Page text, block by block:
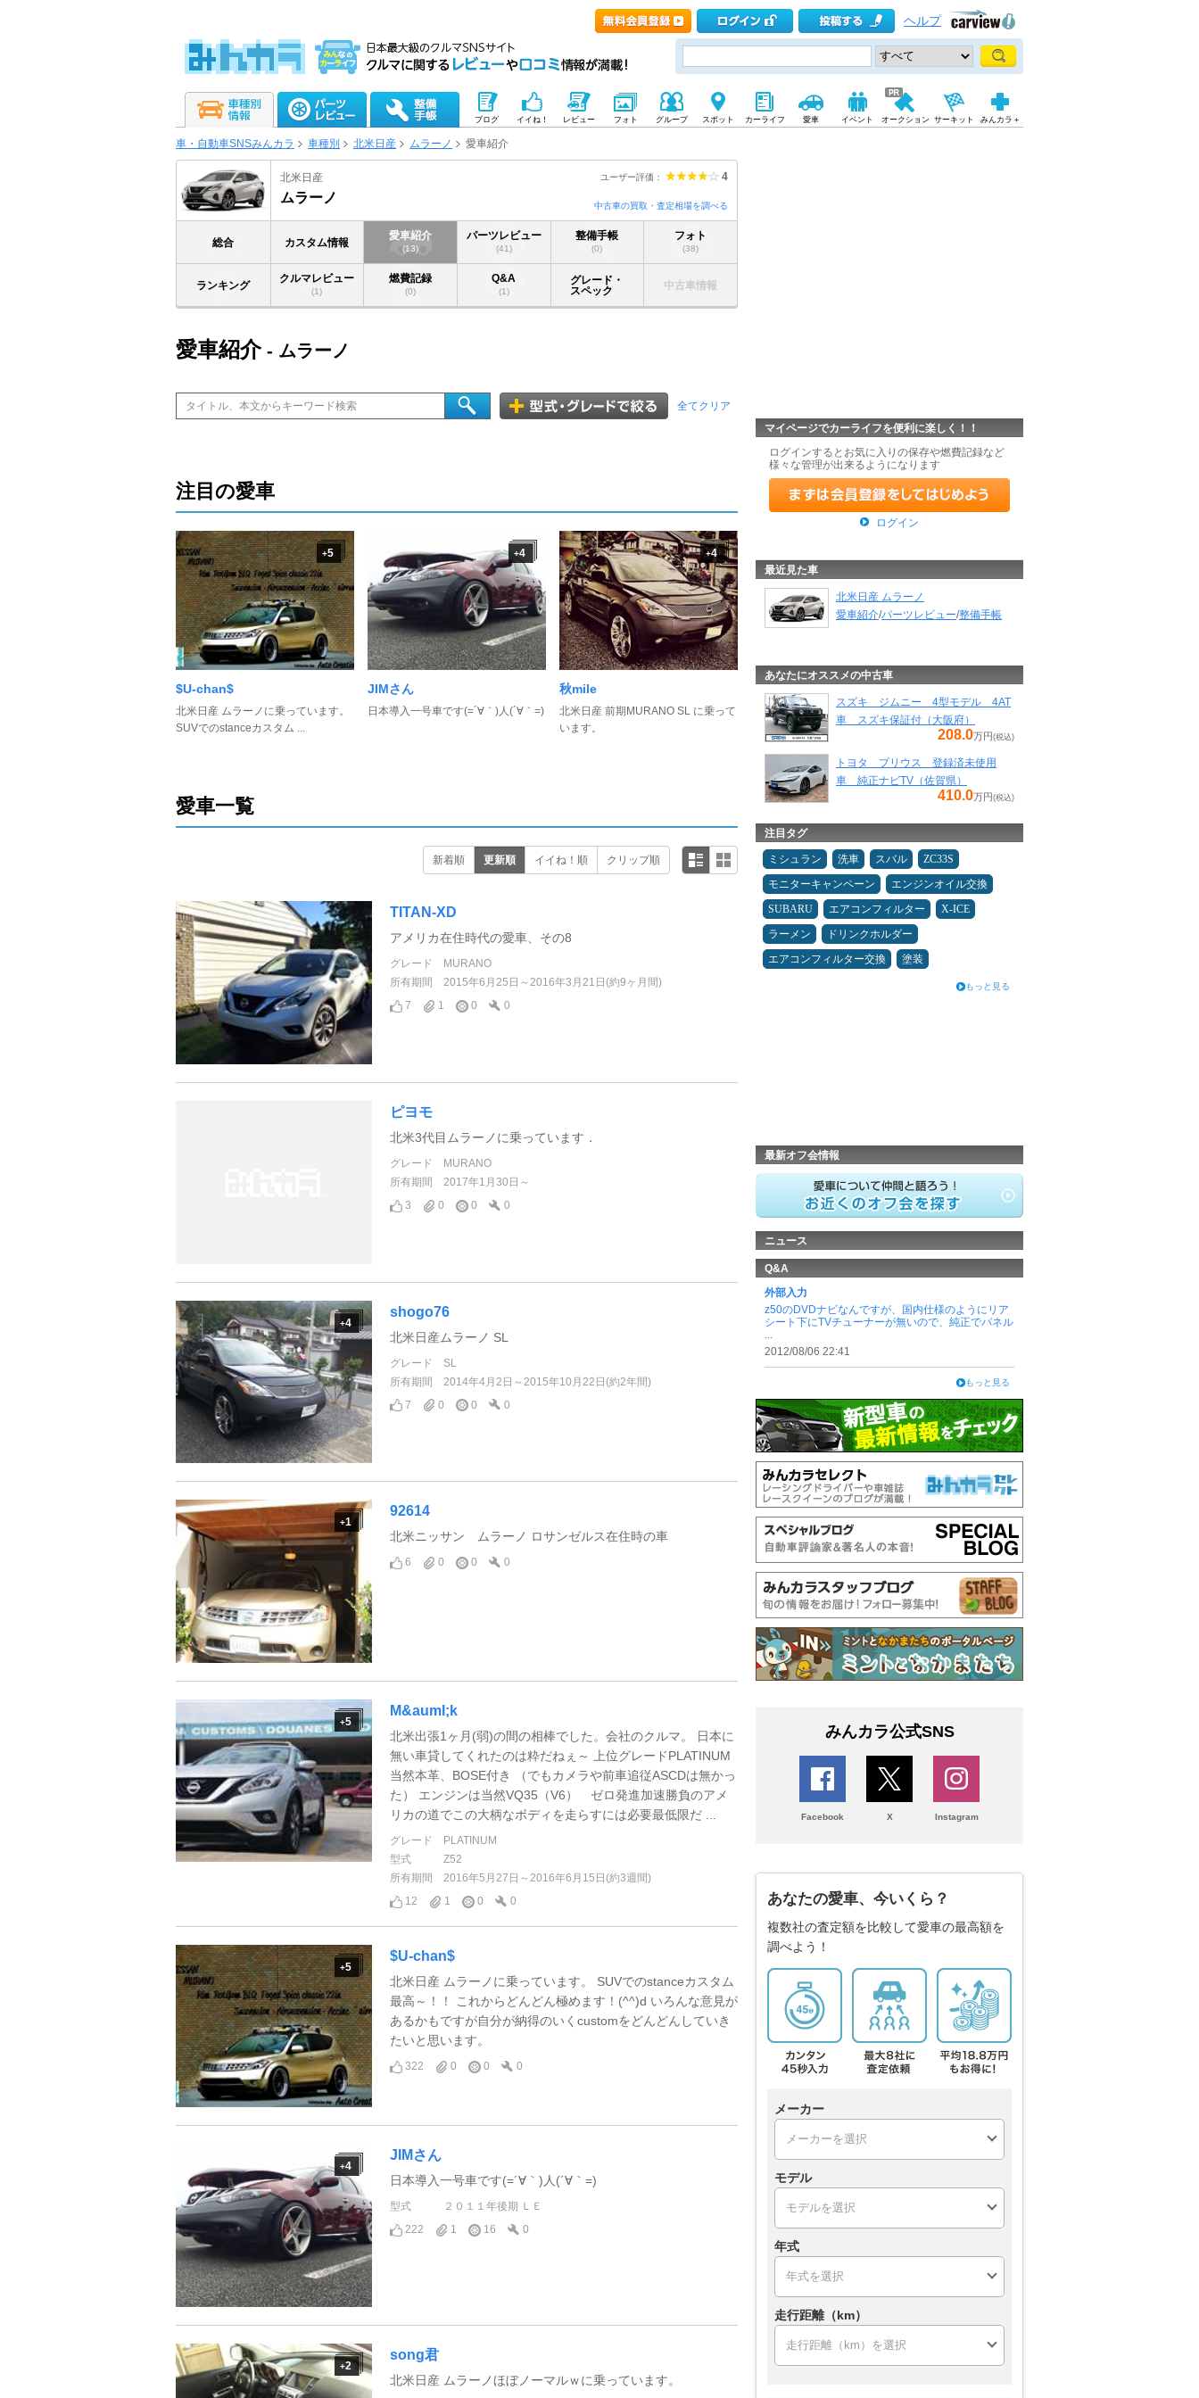
ヘルプ
ブログ イイね！ レビュー フォト グループ スポット カーライフ 愛車 イベント オークション サーキット みんカラ＋
車・自動車SNSみんカラ 車種別 北米日産 ムラーノ 愛車紹介
ユーザー評価： 4
北米日産
ムラーノ
中古車の買取・査定相場を調べる
総合 カスタム情報
愛車紹介
(13)
パーツレビュー
(41)
整備手帳
(0)
フォト
(38)
ランキング
クルマレビュー
(1)
燃費記録
(0)
Q&A
(1)
グレード・
スペック
中古車情報
愛車紹介- ムラーノ
全てクリア
注目の愛車
+5
$U-chan$
北米日産 ムラーノに乗っています。
SUVでのstanceカスタム ...
+4
JIMさん
日本導入一号車です(=´∀｀)人(´∀｀=)
+4
秋mile
北米日産 前期MURANO SL に乗って
います。
愛車一覧
新着順 更新順 イイね！順 クリップ順
TITAN-XD
アメリカ在住時代の愛車、その8
グレード
MURANO
所有期間
2015年6月25日～2016年3月21日(約9ヶ月間)
7
1 0 0
ピヨモ
北米3代目ムラーノに乗っています．
グレード
MURANO
所有期間
2017年1月30日～
3
0 0 0
+4
shogo76
北米日産ムラーノ SL
グレード
SL
所有期間
2014年4月2日～2015年10月22日(約2年間)
7
0 0 0
+1
92614
北米ニッサン ムラーノ ロサンゼルス在住時の車
6 0 0 0
+5
M&auml;k
北米出張1ヶ月(弱)の間の相棒でした。会社のクルマ。 日本に
無い車貸してくれたのは粋だねぇ～ 上位グレードPLATINUM
当然本革、BOSE付き （でもカメラや前車追従ASCDは無かっ
た） エンジンは当然VQ35（V6） ゼロ発進加速勝負のアメ
リカの道でこの大柄なボディを走らすには必要最低限だ ...
グレード
PLATINUM
型式
Z52
所有期間
2016年5月27日～2016年6月15日(約3週間)
12
1 0 0
+5
$U-chan$
北米日産 ムラーノに乗っています。 SUVでのstanceカスタム
最高～！！ これからどんどん極めます！(^^)d いろんな意見が
あるかもですが自分が納得のいくcustomをどんどんしていき
たいと思います。
322 0 0 0
+4
JIMさん
日本導入一号車です(=´∀｀)人(´∀｀=)
型式
２０１１年後期 ＬＥ
222
1 16 0
+2
song君
北米日産 ムラーノほぼノーマルｗに乗っています。
マイページでカーライフを便利に楽しく！！
ログインするとお気に入りの保存や燃費記録など
様々な管理が出来るようになります
ログイン
最近見た車
北米日産 ムラーノ
愛車紹介/パーツレビュー/整備手帳
あなたにオススメの中古車
スズキ ジムニー 4型モデル 4AT
車 スズキ保証付（大阪府）
208.0万円 (税込)
トヨタ プリウス 登録済未使用
車 純正ナビTV（佐賀県）
410.0万円 (税込)
注目タグ
ミシュラン 洗車 スバル
ZC33S
モニターキャンペーン
エンジンオイル交換
SUBARU
エアコンフィルター
X-ICE
ラーメン
ドリンクホルダー
エアコンフィルター交換
塗装
もっと見る
最新オフ会情報
ニュース
Q&A
外部入力
z50のDVDナビなんですが、国内仕様のようにリア
シート下にTVチューナーが無いので、純正でパネル
...
2012/08/06 22:41
もっと見る
みんカラ公式SNS
Facebook X Instagram
あなたの愛車、今いくら？
複数社の査定額を比較して愛車の最高額を
調べよう！
メーカー
モデル
年式
走行距離（km）